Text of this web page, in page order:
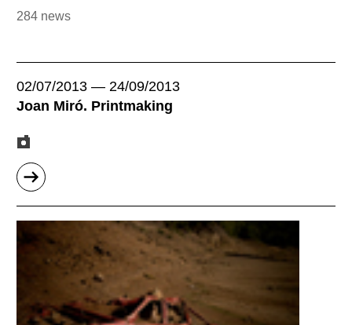
284 news
02/07/2013 — 24/09/2013
Joan Miró. Printmaking
Miró.
gràfica"